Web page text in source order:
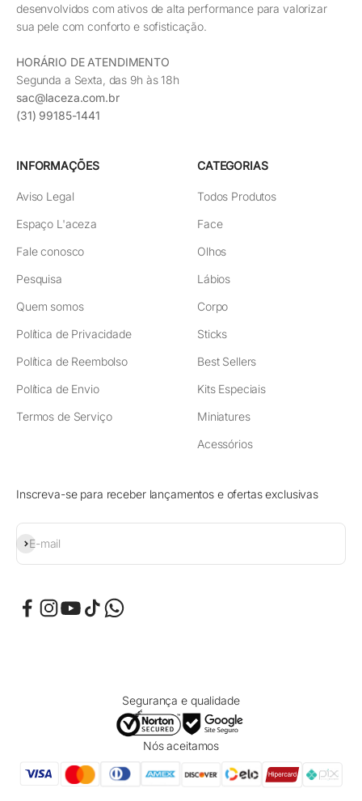
desenvolvidos com ativos de alta performance para valorizar
sua pele com conforto e sofisticação.
HORÁRIO DE ATENDIMENTO
Segunda a Sexta, das 9h às 18h
sac@laceza.com.br
(31) 99185-1441
INFORMAÇÕES
Aviso Legal
Espaço L'aceza
Fale conosco
Pesquisa
Quem somos
Política de Privacidade
Política de Reembolso
Política de Envio
Termos de Serviço
CATEGORIAS
Todos Produtos
Face
Olhos
Lábios
Corpo
Sticks
Best Sellers
Kits Especiais
Miniatures
Acessórios
Inscreva-se para receber lançamentos e ofertas exclusivas
E-mail
Assinar
Segurança e qualidade
Nós aceitamos